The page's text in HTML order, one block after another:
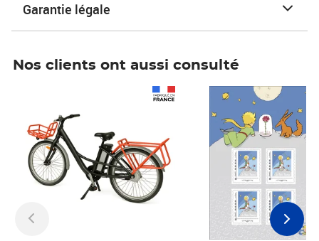
Garantie légale
Nos clients ont aussi consulté
Prix 7,50€